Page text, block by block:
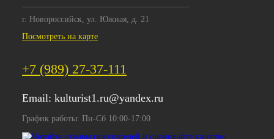
г. Новороссийск, ул. Южная, д. 21
Посмотреть на карте
+7 (989) 27-37-111
Email: kulturist1.ru@yandex.ru
График работы: Пн-Сб 10:00-17:00